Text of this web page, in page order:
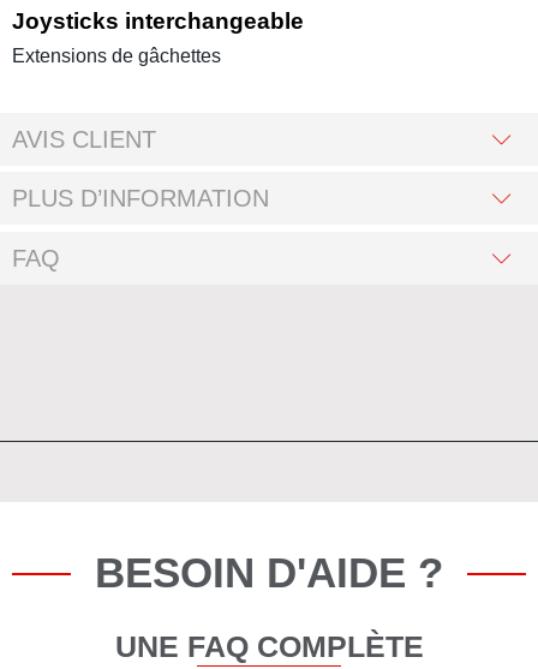
Joysticks interchangeable
Extensions de gâchettes
AVIS CLIENT
PLUS D’INFORMATION
FAQ
BESOIN D'AIDE ?
UNE FAQ COMPLÈTE